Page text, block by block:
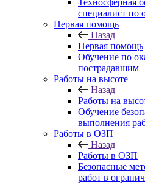
Техносферная
специалист по
Первая помощь
Назад
Первая помощь
Обучение по
пострадавшим
Работы на высоте
Назад
Работы на
Обучение
выполнения
Работы в ОЗП
Назад
Работы в ОЗП
Безопасные
работ в